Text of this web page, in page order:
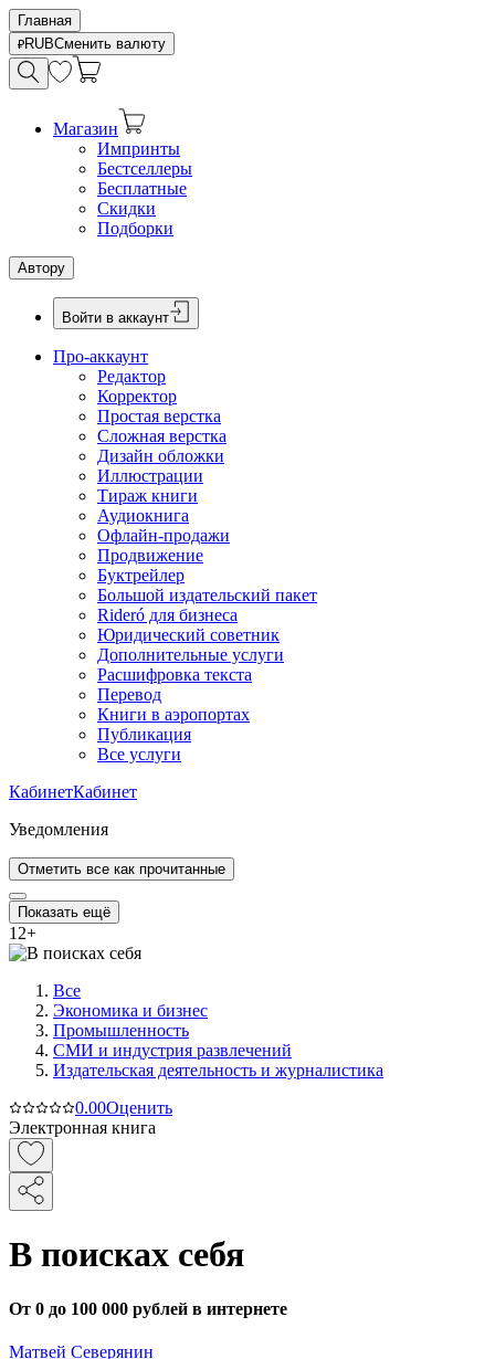
Главная
RUBСменить валюту
Магазин
Импринты
Бестселлеры
Бесплатные
Скидки
Подборки
Автору
Войти в аккаунт
Про-аккаунт
Редактор
Корректор
Простая верстка
Сложная верстка
Дизайн обложки
Иллюстрации
Тираж книги
Аудиокнига
Офлайн-продажи
Продвижение
Буктрейлер
Большой издательский пакет
Rideró для бизнеса
Юридический советник
Дополнительные услуги
Расшифровка текста
Перевод
Книги в аэропортах
Публикация
Все услуги
КабинетКабинет
Уведомления
Отметить все как прочитанные
Показать ещё
12+
Все
Экономика и бизнес
Промышленность
СМИ и индустрия развлечений
Издательская деятельность и журналистика
0.00Оценить
Электронная книга
В поисках себя
От 0 до 100 000 рублей в интернете
Матвей Северянин